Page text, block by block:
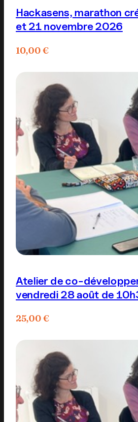
Hackasens, marathon
et 21 novembre 2026
10,00€
produit
plusieurs
variations.
Les
options
peuvent
être
choisies
sur
la
page
Atelier de co-
vendredi 28 août de
25,00€